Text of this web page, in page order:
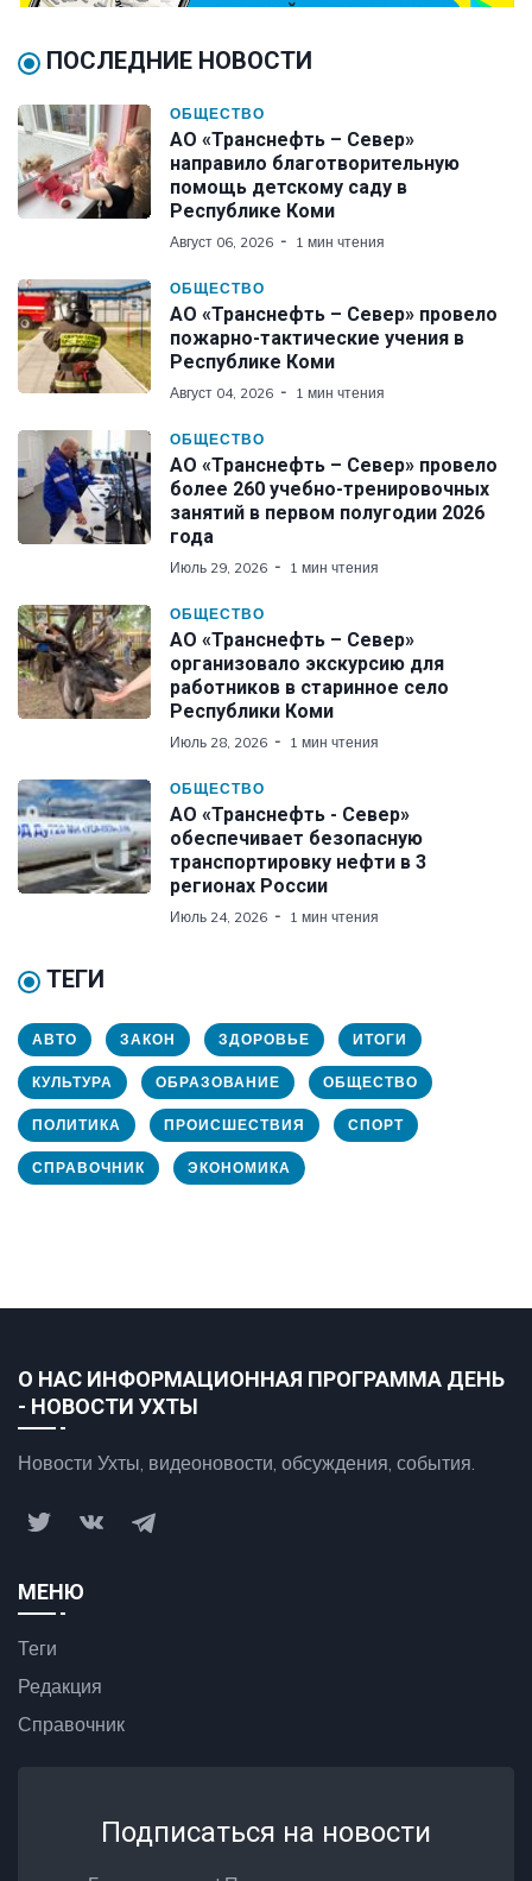
ПОСЛЕДНИЕ НОВОСТИ
ОБЩЕСТВО
АО «Транснефть – Север»
направило благотворительную
помощь детскому саду в
Республике Коми
Август 06, 2026 1 мин чтения
ОБЩЕСТВО
АО «Транснефть – Север» провело
пожарно-тактические учения в
Республике Коми
Август 04, 2026 1 мин чтения
ОБЩЕСТВО
АО «Транснефть – Север» провело
более 260 учебно-тренировочных
занятий в первом полугодии 2026
года
Июль 29, 2026 1 мин чтения
ОБЩЕСТВО
АО «Транснефть – Север»
организовало экскурсию для
работников в старинное село
Республики Коми
Июль 28, 2026 1 мин чтения
ОБЩЕСТВО
АО «Транснефть - Север»
обеспечивает безопасную
транспортировку нефти в 3
регионах России
Июль 24, 2026 1 мин чтения
ТЕГИ
АВТО ЗАКОН ЗДОРОВЬЕ ИТОГИ
КУЛЬТУРА ОБРАЗОВАНИЕ ОБЩЕСТВО
ПОЛИТИКА ПРОИСШЕСТВИЯ СПОРТ
СПРАВОЧНИК ЭКОНОМИКА
О НАС ИНФОРМАЦИОННАЯ ПРОГРАММА ДЕНЬ
- НОВОСТИ УХТЫ
Новости Ухты, видеоновости, обсуждения, события.
МЕНЮ
Теги
Редакция
Справочник
Подписаться на новости